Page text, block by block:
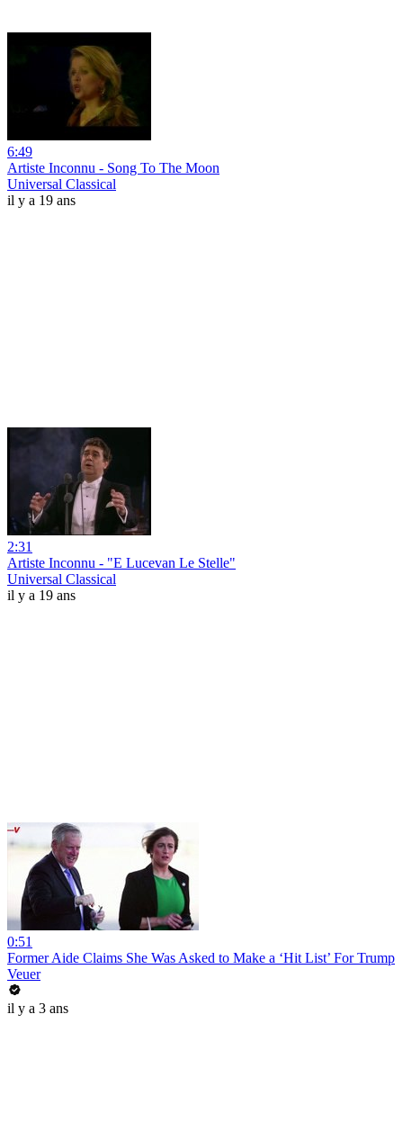
6:49
Artiste Inconnu - Song To The Moon
Universal Classical
il y a 19 ans
2:31
Artiste Inconnu - "E Lucevan Le Stelle"
Universal Classical
il y a 19 ans
0:51
Former Aide Claims She Was Asked to Make a ‘Hit List’ For Trump
Veuer
il y a 3 ans